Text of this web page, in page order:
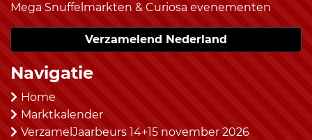
Mega Snuffelmarkten & Curiosa evenementen
Verzamelend Nederland
Navigatie
Home
Marktkalender
VerzamelJaarbeurs 14+15 november 2026